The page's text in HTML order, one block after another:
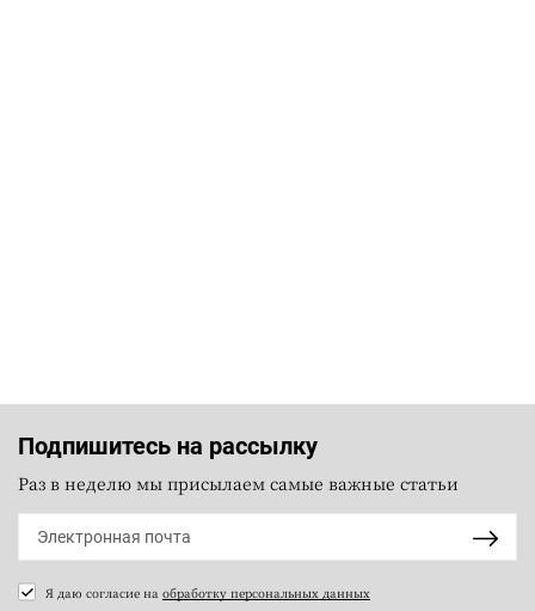
Подпишитесь на рассылку
Раз в неделю мы присылаем самые важные статьи
Я даю согласие на обработку персональных данных